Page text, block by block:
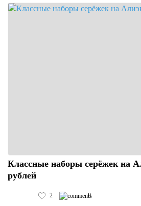
Классные наборы серёжек на
рублей
2 0